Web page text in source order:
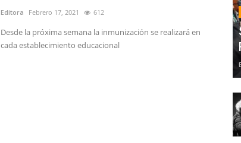
Editora Febrero 17, 2021 612
Desde la próxima semana la inmunización se realizará en
cada establecimiento educacional